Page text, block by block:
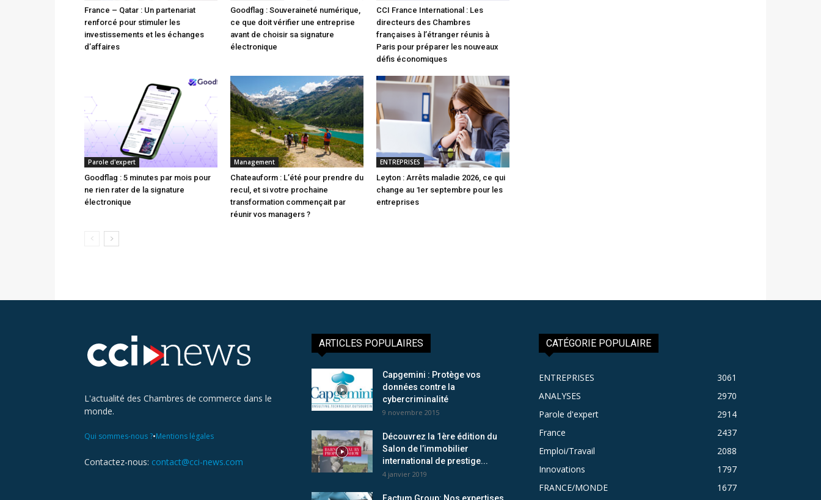
France – Qatar : Un partenariat
renforcé pour stimuler les
investissements et les échanges
d’affaires
Goodflag : Souveraineté numérique,
ce que doit vérifier une entreprise
avant de choisir sa signature
électronique
CCI France International : Les
directeurs des Chambres
françaises à l’étranger réunis à
Paris pour préparer les nouveaux
défis économiques
Parole d'expert
Goodflag : 5 minutes par mois pour
ne rien rater de la signature
électronique
Management
Chateauform : L’été pour prendre du
recul, et si votre prochaine
transformation commençait par
réunir vos managers ?
ENTREPRISES
Leyton : Arrêts maladie 2026, ce qui
change au 1er septembre pour les
entreprises
L'actualité des Chambres de commerce dans le
monde.
Qui sommes-nous ?•Mentions légales
Contactez-nous: contact@cci-news.com
ARTICLES POPULAIRES
Capgemini : Protège vos
données contre la
cybercriminalité
9 novembre 2015
Découvrez la 1ère édition du
Salon de l’immobilier
international de prestige...
4 janvier 2019
CATÉGORIE POPULAIRE
ENTREPRISES
3061
ANALYSES
2970
Parole d'expert
2914
France
2437
Emploi/Travail
2088
Innovations
1797
FRANCE/MONDE
1677